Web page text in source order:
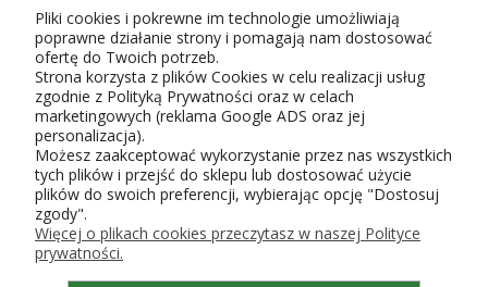
Zgodnie z ustawą z 4.02.1994 4. o prawie autorskim i prawach
pokrewnych (Dz. U. z 1994 r. Nr 24, poz. 83, sprost. Dz.U. 94 nr 43 poz.
170) kopiowanie, powielanie i rozpowszechnianie w całości lub części
przedstawionych treści wymaga zgody autora i podania źródła.
Użytkowanie sklepu oznacza zgodę na wykorzystywanie plików cookies.
Szczegółowe informacje wPolityce prywatności.
KaRoKa Katarzyna Roth-Kłudka
Piaszczysta 6,
tel. w sprawie zamówień - do sklepu 723 143 153, pn-pt, godz. 9-17;
e-mail:karoka@karoka.pl, NIP 952-107-70-85, Regon 015651496
Wpisu do ewidencji działalności gospodarczej, prowadzonej przez
Burmistrza Gminy Grodzisk Maz. dokonano w roku 2004 pod numerem
9487. Zgłoszenie zbioru danych do GIODO uzyskało poświadczony
identyfikator: 18003/2013.
Nr konta:PKO BP 73 1020 1055 0000 9102 0199 9325
Pliki cookies i pokrewne im technologie umożliwiają
poprawne działanie strony i pomagają nam dostosować
ofertę do Twoich potrzeb.
Strona korzysta z plików Cookies w celu realizacji usług
zgodnie z Polityką Prywatności oraz w celach
marketingowych (reklama Google ADS oraz jej
personalizacja).
Możesz zaakceptować wykorzystanie przez nas wszystkich
tych plików i przejść do sklepu lub dostosować użycie
plików do swoich preferencji, wybierając opcję "Dostosuj
zgody".
Więcej o plikach cookies przeczytasz w naszej Polityce
prywatności.